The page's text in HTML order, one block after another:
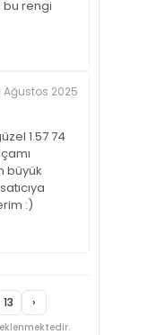
rengi
Ağustos 2025
1.57 74
büyük
:)
13 ›